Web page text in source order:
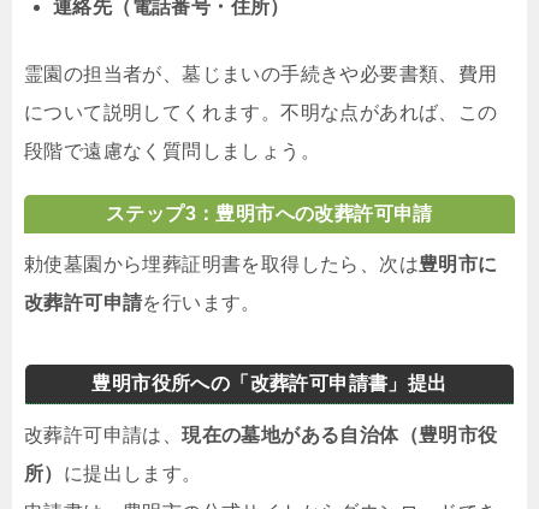
連絡先（電話番号・住所）
霊園の担当者が、墓じまいの手続きや必要書類、費用
について説明してくれます。不明な点があれば、この
段階で遠慮なく質問しましょう。
ステップ3：豊明市への改葬許可申請
勅使墓園から埋葬証明書を取得したら、次は豊明市に
改葬許可申請を行います。
豊明市役所への「改葬許可申請書」提出
改葬許可申請は、現在の墓地がある自治体（豊明市役
所） に提出します。